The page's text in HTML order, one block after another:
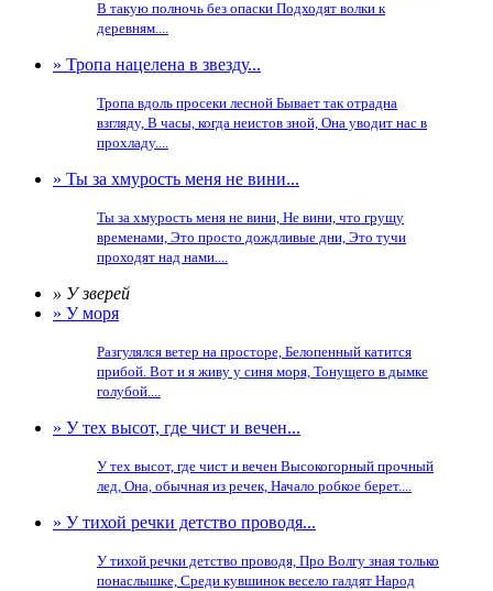
В такую полночь без опаски Подходят волки к
деревням....
» Тропа нацелена в звезду...
Тропа вдоль просеки лесной Бывает так отрадна
взгляду, В часы, когда неистов зной, Она уводит нас в
прохладу....
» Ты за хмурость меня не вини...
Ты за хмурость меня не вини, Не вини, что грущу
временами, Это просто дождливые дни, Это тучи
проходят над нами....
» У зверей
» У моря
Разгулялся ветер на просторе, Белопенный катится
прибой. Вот и я живу у синя моря, Тонущего в дымке
голубой....
» У тех высот, где чист и вечен...
У тех высот, где чист и вечен Высокогорный прочный
лед, Она, обычная из речек, Начало робкое берет....
» У тихой речки детство проводя...
У тихой речки детство проводя, Про Волгу зная только
понаслышке, Среди кувшинок весело галдят Народ